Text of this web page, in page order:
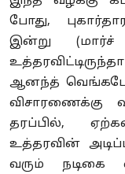
போது,
இன்று (மார்ச்
ஆனந்த்
விசாரணைக்கு
தரப்பில்,
உத்தரவின்
வரும் நடிகை